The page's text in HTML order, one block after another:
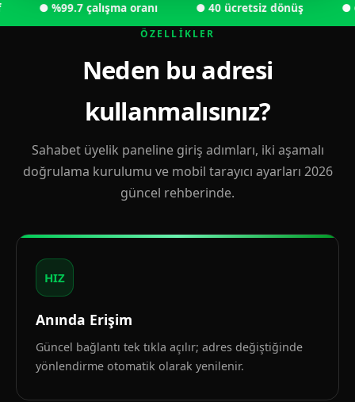
● %99.7 çalışma oranı ● 40 ücretsiz dönüş ●
ÖZELLIKLER
Neden bu adresi
kullanmalısınız?
Sahabet üyelik paneline giriş adımları, iki aşamalı
doğrulama kurulumu ve mobil tarayıcı ayarları 2026
güncel rehberinde.
HIZ
Anında Erişim
Güncel bağlantı tek tıkla açılır; adres değiştiğinde
yönlendirme otomatik olarak yenilenir.